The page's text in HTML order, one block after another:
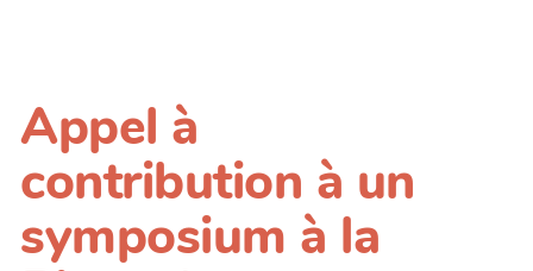
Appel à
contribution à un
symposium à la